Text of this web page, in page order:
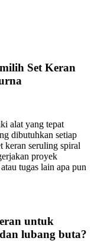
Set Keran
alat yang tepat
dibutuhkan setiap
keran seruling spiral
proyek
tugas lain apa pun
untuk
lubang buta?